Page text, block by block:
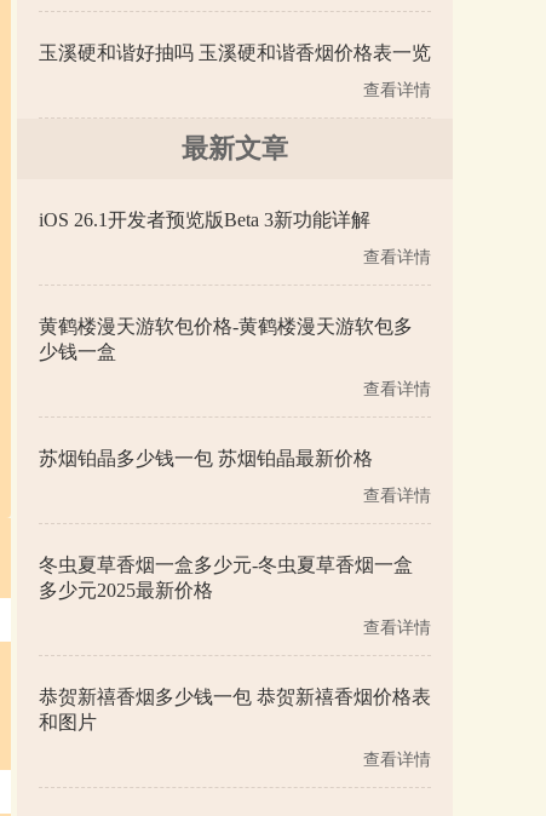
玉溪硬和谐好抽吗 玉溪硬和谐香烟价格表一览
查看详情
最新文章
iOS 26.1开发者预览版Beta 3新功能详解
查看详情
黄鹤楼漫天游软包价格-黄鹤楼漫天游软包多
少钱一盒
查看详情
苏烟铂晶多少钱一包 苏烟铂晶最新价格
查看详情
冬虫夏草香烟一盒多少元-冬虫夏草香烟一盒
多少元2025最新价格
查看详情
恭贺新禧香烟多少钱一包 恭贺新禧香烟价格表
和图片
查看详情